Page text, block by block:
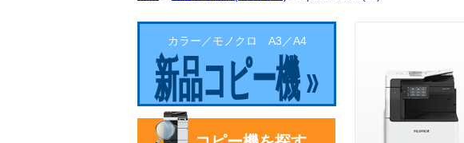
カラー／モノクロ A3／A4
新品コピー機 »